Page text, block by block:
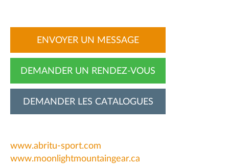
ENVOYER UN MESSAGE
DEMANDER UN RENDEZ-VOUS
DEMANDER LES CATALOGUES
www.abritu-sport.com
www.moonlightmountaingear.ca